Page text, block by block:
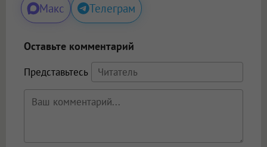
Макс Телеграм
Оставьте комментарий
Представьтесь